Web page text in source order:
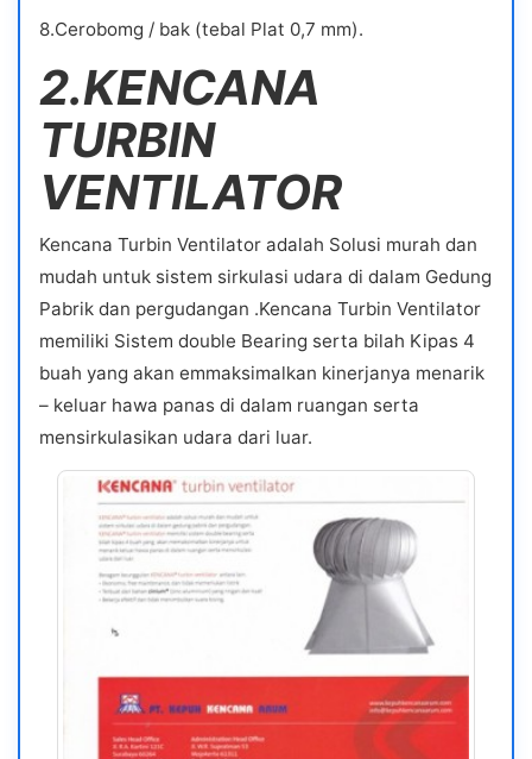
8.Cerobomg / bak (tebal Plat 0,7 mm).
2.KENCANA
TURBIN
VENTILATOR
Kencana Turbin Ventilator adalah Solusi murah dan
mudah untuk sistem sirkulasi udara di dalam Gedung
Pabrik dan pergudangan .Kencana Turbin Ventilator
memiliki Sistem double Bearing serta bilah Kipas 4
buah yang akan emmaksimalkan kinerjanya menarik
– keluar hawa panas di dalam ruangan serta
mensirkulasikan udara dari luar.